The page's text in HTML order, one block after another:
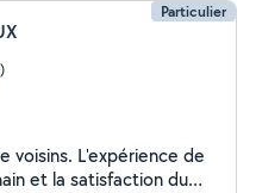
Particulier
voisins. L'expérience de
et la satisfaction du